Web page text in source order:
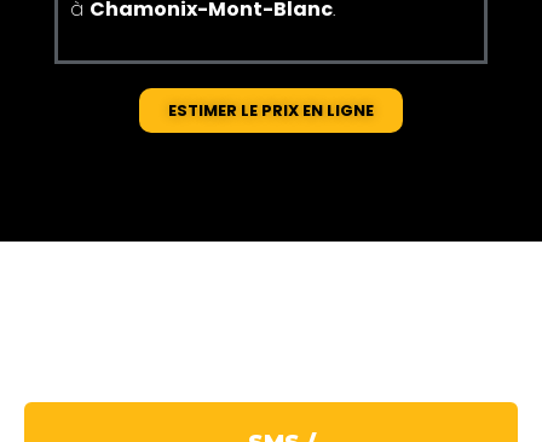
à Chamonix-Mont-Blanc.
ESTIMER LE PRIX EN LIGNE